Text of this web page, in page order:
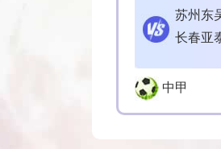
苏州东
长春亚
中甲